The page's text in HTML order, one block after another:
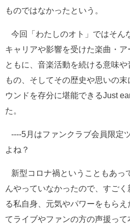
ものではなかったという。
今回「わたしのオト」ではそん
キャリアや影響を受けた楽曲・
ともに、音楽活動を続ける意味
もの、そしてその歴史や思いの
ウンドを存分に堪能できるJust
た。
----5月はファンクラブ会員限定
よね？
新型コロナ禍ということもあっ
んやっていなかったので、すご
る私自身、元気やパワーをもら
てライブやファンの方の声援っ